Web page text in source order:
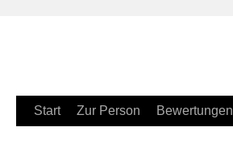
Zum
Start Zur Person Bewertungen